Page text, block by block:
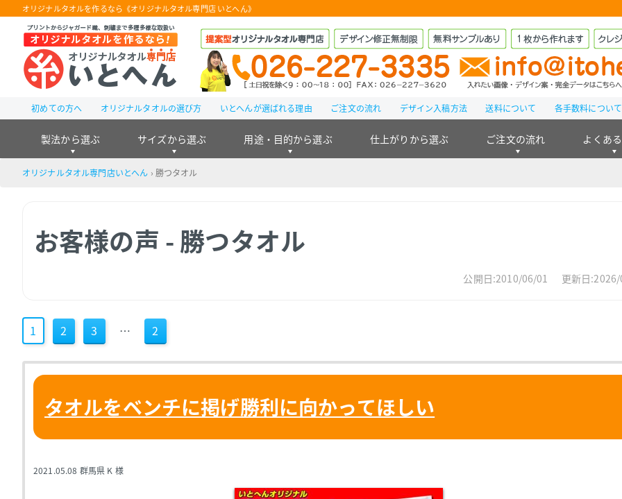
オリジナルタオルを作るなら《オリジナルタオル専門店 いとへん》
初めての方へ オリジナルタオルの選び方 いとへんが選ばれる理由 ご注文の流れ デザイン入稿方法 送料について 各手数料について
製法から選ぶ サイズから選ぶ 用途・目的から選ぶ 仕上がりから選ぶ ご注文の流れ よくあ
オリジナルタオル専門店いとへん › 勝つタオル
お客様の声 - 勝つタオル
公開日:2010/06/01 更新日
1 2 3 … 2
タオルをベンチに掲げ勝利に向かってほしい
2021.05.08 群馬県 K 様